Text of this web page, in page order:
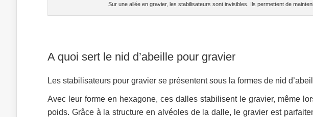
Sur une allée en gravier, les stabilisateurs sont invisibles. Ils permettent de
A quoi sert le nid d’abeille pour gravier
Les stabilisateurs pour gravier se présentent sous la formes de nid
Avec leur forme en hexagone, ces dalles stabilisent le gravier, même
poids. Grâce à la structure en alvéoles de la dalle, le gravier est